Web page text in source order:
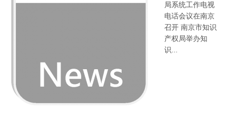
局系统工作电视
电话会议在南京
召开 南京市知识
产权局举办知
识...